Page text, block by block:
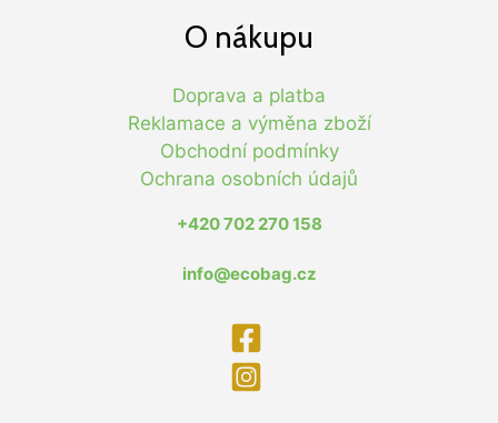
O nákupu
Doprava a platba
Reklamace a výměna zboží
Obchodní podmínky
Ochrana osobních údajů
+420 702 270 158
info@ecobag.cz